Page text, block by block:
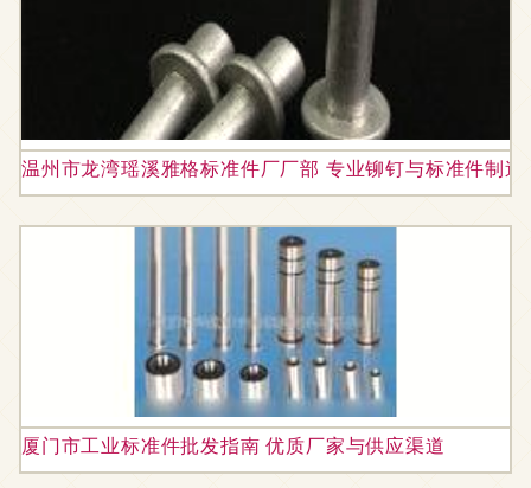
温州市龙湾瑶溪雅格标准件厂厂部 专业铆钉与标准件制
厦门市工业标准件批发指南 优质厂家与供应渠道